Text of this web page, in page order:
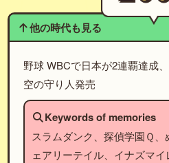
他の時代も見る
野球 WBCで日本が2連覇達成
空の守り人発売
Keywords of memories
スラムダンク、探偵学園Ｑ
ェアリーテイル、イナズマイ